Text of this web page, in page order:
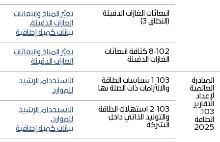
انبعاثات الغازات الدفيئة
(النطاق 3)
تغيّر المناخ وانبعاثات
الغازات الدفيئة,
بيانات كمية إضافية
102‑8 كثافة انبعاثات
الغازات الدفيئة
تغيّر المناخ وانبعاثات
الغازات الدفيئة
المبادرة
العالمية
لإعداد
التقارير
103:
الطاقة
2025
103‑1 سياسات الطاقة
والالتزامات ذات الصلة بها
الاستخدام الرشيد
للموارد
103‑2 استهلاك الطاقة
والتوليد الذاتي داخل
الشركة
الاستخدام الرشيد
للموارد,
بيانات كمية إضافية